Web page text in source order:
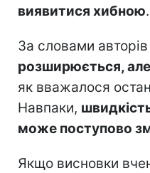
виявитися хибною.
За словами
розширюється,
як вважалося
Навпаки,
може поступово
Якщо висновки